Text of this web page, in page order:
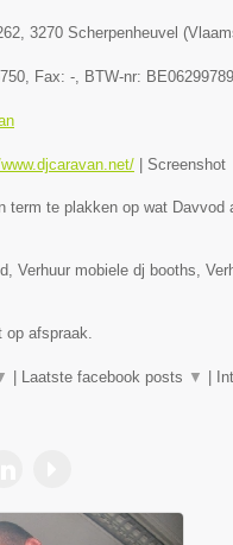
, 3270 Scherpenheuvel (
, Fax: -, BTW-nr:
Screenshot
term te plakken op wat Davvod
Verhuur mobiele dj booths,
op afspraak.
Laatste facebook posts ▼